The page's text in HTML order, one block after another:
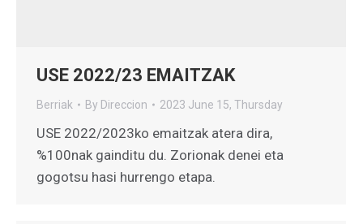
USE 2022/23 EMAITZAK
Berriak By Direccion 2023 June 15, Thursday
USE 2022/2023ko emaitzak atera dira,
%100nak gainditu du. Zorionak denei eta
gogotsu hasi hurrengo etapa.